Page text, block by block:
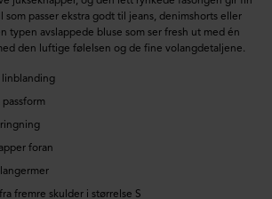
som passer ekstra godt til jeans, denimshorts eller
typen avslappede bluse som ser fresh ut med én
den luftige følelsen og de fine volangdetaljene.
linblanding
foran
fremre skulder i størrelse S